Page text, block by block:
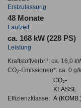
Erstzulassung
48 Monate
Laufzeit
ca. 168 kW (228 PS)
Leistung
Kraftstoffverbr.¹: ca. 16,0
CO2-Emissionen*: ca. 0 g/
Effizienzklasse:
CO₂-
KLASSE
A